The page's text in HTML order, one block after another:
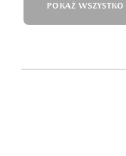
POKAŻ WSZYSTKO